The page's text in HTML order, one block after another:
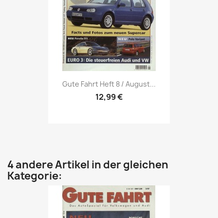
Vorschau
Gute Fahrt Heft 8 / August...
12,99 €
4 andere Artikel in der gleichen
Kategorie: